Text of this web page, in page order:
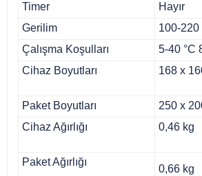
Timer
Hayır
Gerilim
100-220
Çalışma Koşulları
5-40 °C
Cihaz Boyutları
168 x
Paket Boyutları
250 x
Cihaz Ağırlığı
0,46 kg
Paket Ağırlığı
0,66 kg